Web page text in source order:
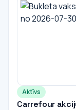
Aktīvs
Carrefour